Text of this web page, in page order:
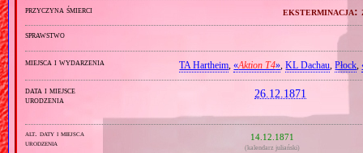
przyczyna śmierci eksterminacja:
sprawstwo
miejsca i wydarzenia TA Hartheim,«Aktion T4»,KL Dachau,Płock,
data i miejsce
urodzenia
26.12.1871
alt. daty i miejsca
urodzenia
14.12.1871
(kalendarz juliański)